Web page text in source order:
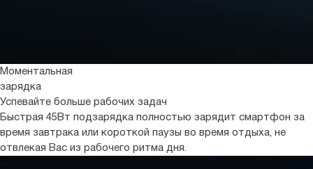
Моментальная
зарядка
Успевайте больше рабочих задач
Быстрая 45Вт подзарядка полностью зарядит смартфон за
время завтрака или короткой паузы во время отдыха, не
отвлекая Вас из рабочего ритма дня.